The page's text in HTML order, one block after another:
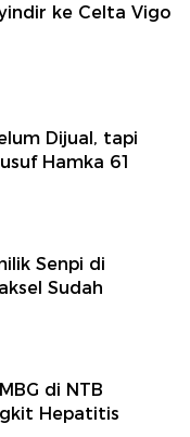
ke Celta Vigo
Dijual, tapi
Hamka 61
Senpi di
Sudah
di NTB
Hepatitis